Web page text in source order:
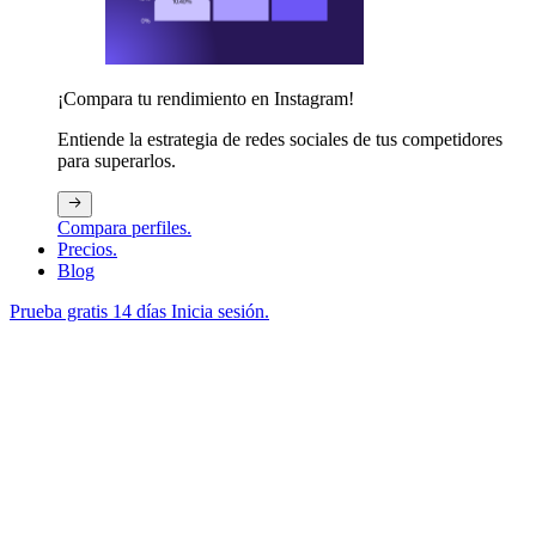
¡Compara tu rendimiento en Instagram!
Entiende la estrategia de redes sociales de tus competidores
para superarlos.
Compara perfiles.
Precios.
Blog
Prueba gratis 14 días Inicia sesión.